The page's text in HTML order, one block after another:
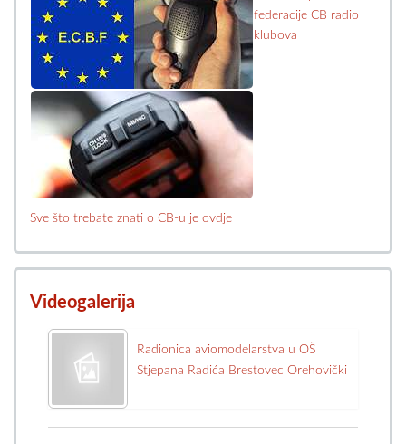
federacije CB radio
klubova
Sve što trebate znati o CB-u je ovdje
Videogalerija
Radionica aviomodelarstva u OŠ
Stjepana Radića Brestovec Orehovički